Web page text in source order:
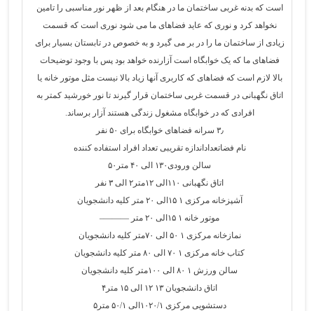
است که بدنه غربی ساختمان ما در هنگام بعد از ظهر نور مناسبی را تامین
نخواهد کرد و نوری که عاید فضاهای ما می شود نوری است که قسمت
زیادی از ساختمان ما را در بر می گیرد و به خصوص در تابستان بسیار برای
فضاهای ما که یک خوابگاه است آزارنده خواهد بود پس با وجود توضیحات
بالا لازم است که فضاهای که کاربری آنها زیاد بالا نیست مثل موتور خانه یا
اتاق نگهبانی در قسمت غربی ساختمان قرار گیرند تا نور خورشید کمتر به
افرادی که در خوابگاه مشغول زندگی هستند آزار برساند.
۳٫ سرانه فضاهای خوابگاه برای ۵۰ نفر
نام فضاتعداداندازه تقریبی تعداد افراد استفاده کننده
سالن ورودی۱۳۰ الی ۴۰ متر۵۰
اتاق نگهبانی ۱۱۰الی ۱۲متر۲ الی ۳ نفر
آشپزخانه مرکزی ۱ ۱۵الی ۲۰ متر کلیه دانشجویان
موتور خانه ۱ ۱۵الی ۲۰ متر ———–
نمازخانه مرکزی ۱ ۵۰ الی ۷۰متر کلیه دانشجویان
کتاب خانه مرکزی ۱ ۷۰ الی ۸۰ متر کلیه دانشجویان
سالن ورزش ۱ ۸۰ الی ۱۰۰متر کلیه دانشجویان
اتاق دانشجویان ۱۳ ۱۲ الی ۱۵ متر۴
دستشویی مرکزی ۱۰۲۰/۱الی ۵۰/۱ متر۵